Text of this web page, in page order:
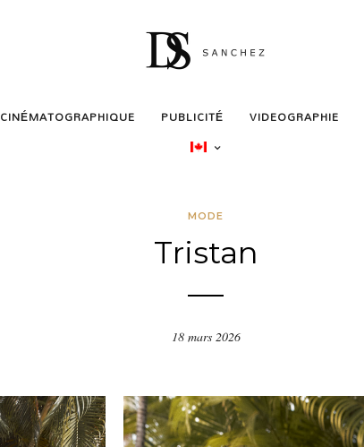
CINÉMATOGRAPHIQUE PUBLICITÉ VIDEOGRAPHIE
MODE
Tristan
18 mars 2026